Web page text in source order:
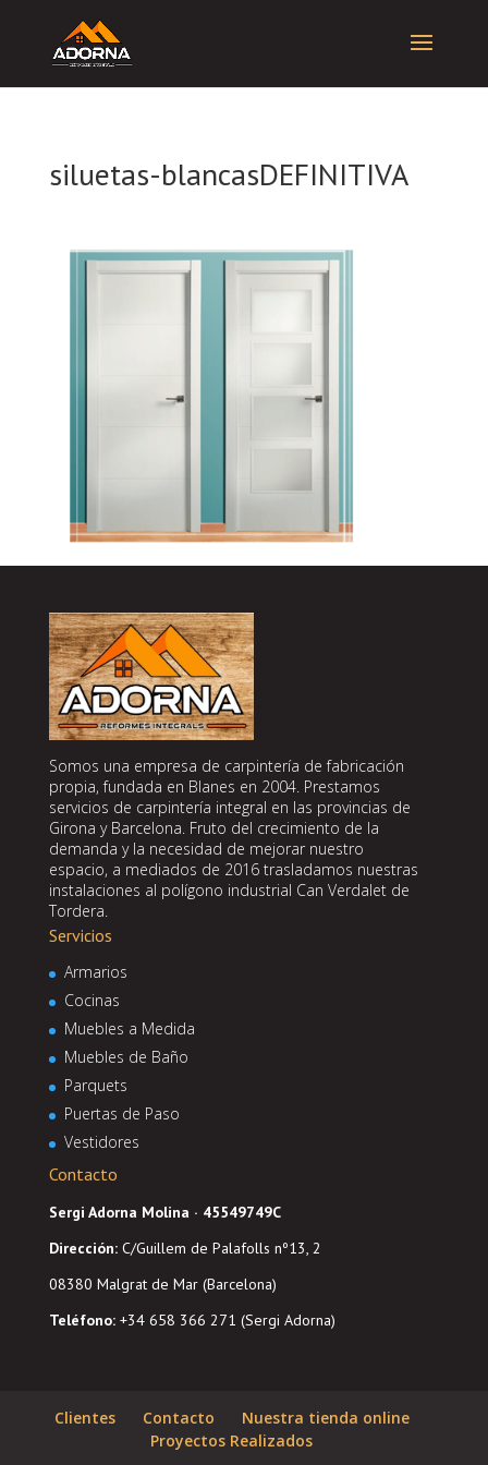
siluetas-blancasDEFINITIVA
Somos una empresa de carpintería de fabricación
propia, fundada en Blanes en 2004. Prestamos
servicios de carpintería integral en las provincias de
Girona y Barcelona. Fruto del crecimiento de la
demanda y la necesidad de mejorar nuestro
espacio, a mediados de 2016 trasladamos nuestras
instalaciones al polígono industrial Can Verdalet de
Tordera.
Servicios
Armarios
Cocinas
Muebles a Medida
Muebles de Baño
Parquets
Puertas de Paso
Vestidores
Contacto
Sergi Adorna Molina · 45549749C
Dirección: C/Guillem de Palafolls nº13, 2
08380 Malgrat de Mar (Barcelona)
Teléfono: +34 658 366 271 (Sergi Adorna)
Clientes Contacto
Nuestra tienda online
Proyectos Realizados